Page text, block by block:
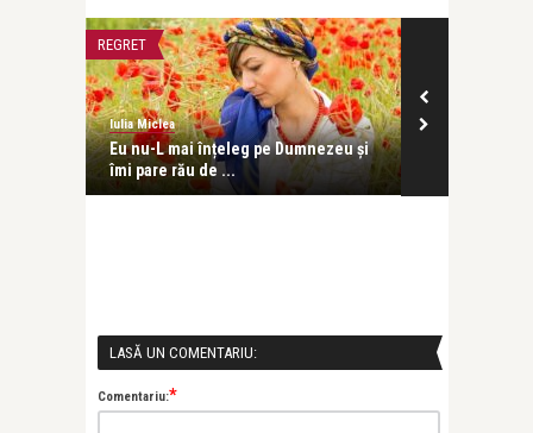
REGRET
Iulia Miclea
Eu nu-L mai înțeleg pe Dumnezeu și
îmi pare rău de ...
LASĂ UN COMENTARIU:
Comentariu:*